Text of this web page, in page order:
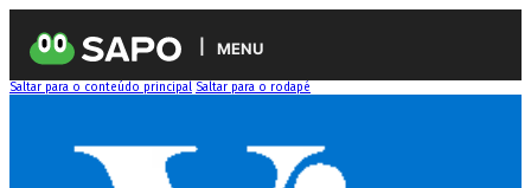
MENU
Saltar para o conteúdo principal Saltar para o rodapé